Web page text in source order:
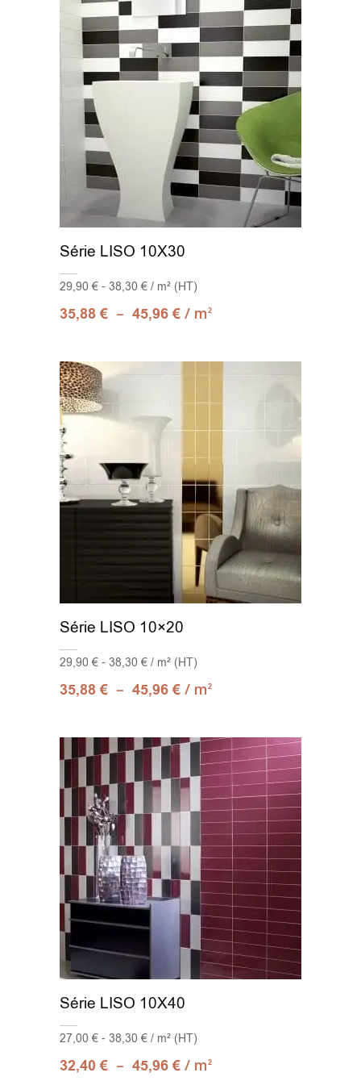
Série LISO 10X30
29,90 € - 38,30 € / m² (HT)
35,88€ – 45,96€ / m2
Série LISO 10×20
29,90 € - 38,30 € / m² (HT)
35,88€ – 45,96€ / m2
Série LISO 10X40
27,00 € - 38,30 € / m² (HT)
32,40€ – 45,96€ / m2